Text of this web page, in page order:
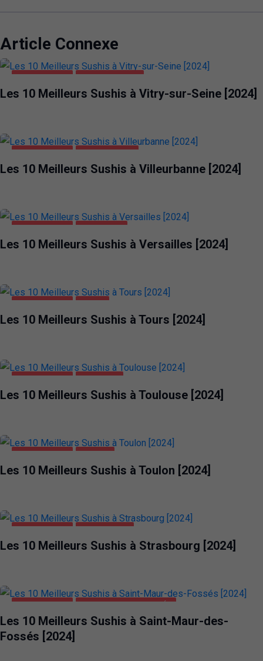
Article Connexe
ALIMENTATION VITRY-SUR-SEINE
Les 10 Meilleurs Sushis à Vitry-sur-Seine [2024]
ALIMENTATION VILLEURBANNE
Les 10 Meilleurs Sushis à Villeurbanne [2024]
ALIMENTATION VERSAILLES
Les 10 Meilleurs Sushis à Versailles [2024]
ALIMENTATION TOURS
Les 10 Meilleurs Sushis à Tours [2024]
ALIMENTATION TOULOUSE
Les 10 Meilleurs Sushis à Toulouse [2024]
ALIMENTATION TOULON
Les 10 Meilleurs Sushis à Toulon [2024]
ALIMENTATION STRASBOURG
Les 10 Meilleurs Sushis à Strasbourg [2024]
ALIMENTATION SAINT-MAUR-DES-FOSSÉS
Les 10 Meilleurs Sushis à Saint-Maur-des-
Fossés [2024]